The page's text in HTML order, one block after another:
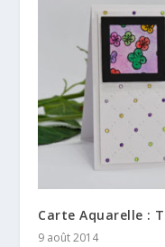
Carte Aquarelle :
9 août 2014